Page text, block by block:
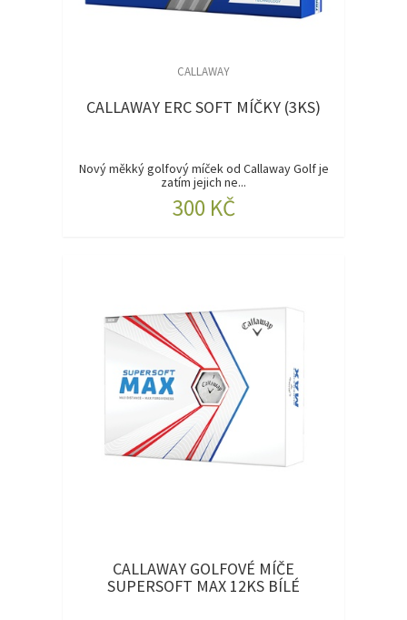
CALLAWAY
CALLAWAY ERC SOFT MÍČKY (3KS)
Nový měkký golfový míček od Callaway Golf je
zatím jejich ne...
300 KČ
CALLAWAY GOLFOVÉ MÍČE
SUPERSOFT MAX 12KS BÍLÉ